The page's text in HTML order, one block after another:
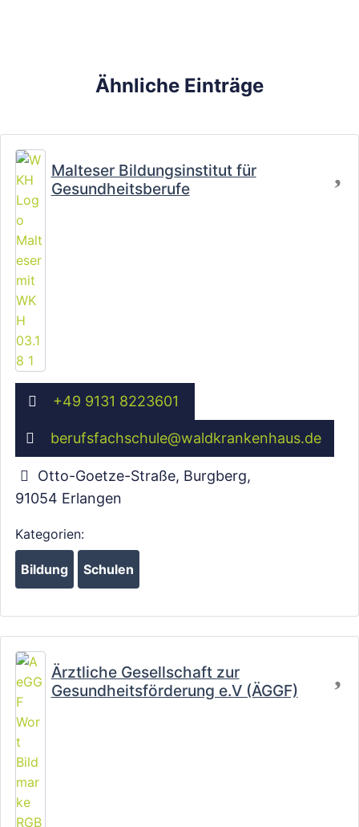
Wird geladen …
Ähnliche Einträge
Malteser Bildungsinstitut für
Gesundheitsberufe
+49 9131 8223601
berufsfachschule@waldkrankenhaus.de
Otto-Goetze-Straße, Burgberg,
91054 Erlangen
Kategorien:
Bildung Schulen
Ärztliche Gesellschaft zur
Gesundheitsförderung e.V (ÄGGF)